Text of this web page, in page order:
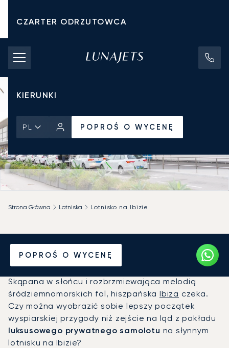
CZARTER ODRZUTOWCA
KOSZTY CZARTERU
PRYWATNE ODRZUTOWCE
KIERUNKI
PL POPROŚ O WYCENĘ
POPROŚ O WYCENĘ
Strona Główna Lotniska Lotnisko na Ibizie
Prywatny odrzutowiec na
Lotnisko na Ibizie (IBZ)
Skąpana w słońcu i rozbrzmiewająca melodią
śródziemnomorskich fal, hiszpańska Ibiza czeka.
Czy można wyobrazić sobie lepszy początek
wyspiarskiej przygody niż zejście na ląd z pokładu
luksusowego prywatnego samolotu na słynnym
lotnisku na Ibizie?